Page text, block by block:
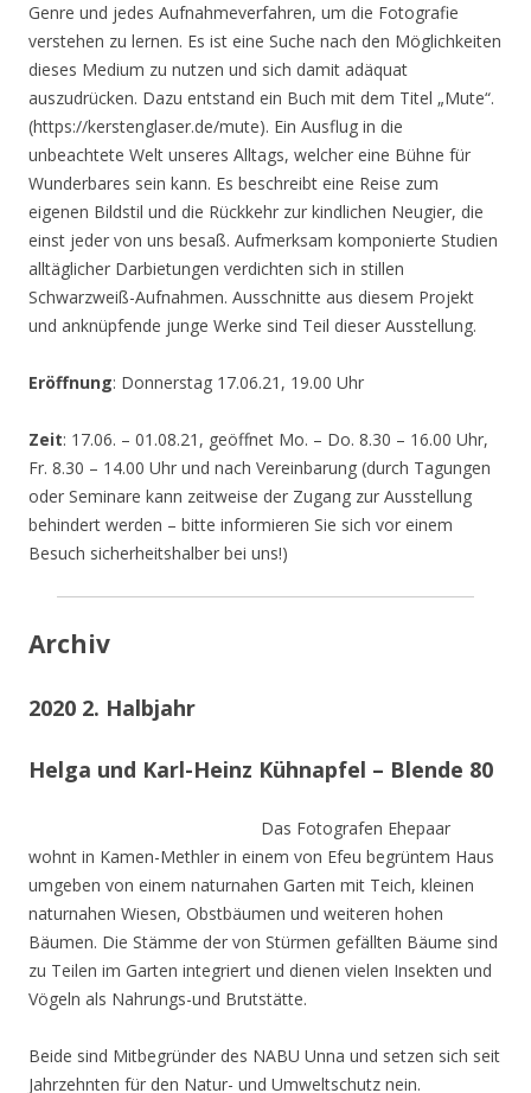
Genre und jedes Aufnahmeverfahren, um die Fotografie
verstehen zu lernen. Es ist eine Suche nach den Möglichkeiten
dieses Medium zu nutzen und sich damit adäquat
auszudrücken. Dazu entstand ein Buch mit dem Titel „Mute“.
(https://kerstenglaser.de/mute). Ein Ausflug in die
unbeachtete Welt unseres Alltags, welcher eine Bühne für
Wunderbares sein kann. Es beschreibt eine Reise zum
eigenen Bildstil und die Rückkehr zur kindlichen Neugier, die
einst jeder von uns besaß. Aufmerksam komponierte Studien
alltäglicher Darbietungen verdichten sich in stillen
Schwarzweiß-Aufnahmen. Ausschnitte aus diesem Projekt
und anknüpfende junge Werke sind Teil dieser Ausstellung.
Eröffnung: Donnerstag 17.06.21, 19.00 Uhr
Zeit: 17.06. – 01.08.21, geöffnet Mo. – Do. 8.30 – 16.00 Uhr,
Fr. 8.30 – 14.00 Uhr und nach Vereinbarung (durch Tagungen
oder Seminare kann zeitweise der Zugang zur Ausstellung
behindert werden – bitte informieren Sie sich vor einem
Besuch sicherheitshalber bei uns!)
Archiv
2020 2. Halbjahr
Helga und Karl-Heinz Kühnapfel – Blende 80
Das Fotografen Ehepaar
wohnt in Kamen-Methler in einem von Efeu begrüntem Haus
umgeben von einem naturnahen Garten mit Teich, kleinen
naturnahen Wiesen, Obstbäumen und weiteren hohen
Bäumen. Die Stämme der von Stürmen gefällten Bäume sind
zu Teilen im Garten integriert und dienen vielen Insekten und
Vögeln als Nahrungs-und Brutstätte.
Beide sind Mitbegründer des NABU Unna und setzen sich seit
Jahrzehnten für den Natur- und Umweltschutz nein.